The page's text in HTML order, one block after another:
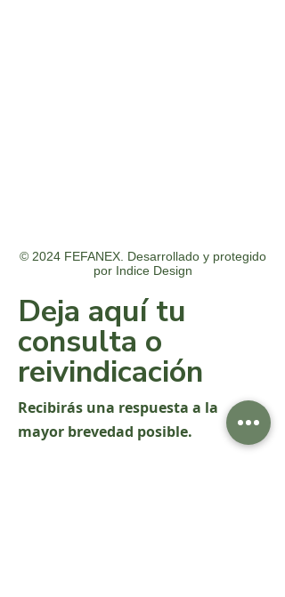
© 2024 FEFANEX. Desarrollado y protegido
por Indice Design
Deja aquí tu
consulta o
reivindicación
Recibirás una respuesta a la
mayor brevedad posible.